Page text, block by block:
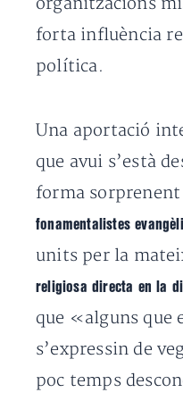
forta influència
política.
Una aportació
que avui s’està
forma sorprenent
fonamentalistes
units per la
religiosa directa en la
que «alguns que
s’expressin de
poc temps